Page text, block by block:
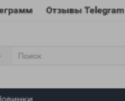
Отзывы Telegram